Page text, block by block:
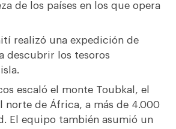
de los países en los que opera
realizó una expedición de
descubrir los tesoros
escaló el monte Toubkal, el
norte de África, a más de 4.000
El equipo también asumió un